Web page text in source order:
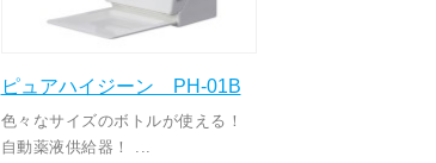
ピュアハイジーン PH-01B
色々なサイズのボトルが使える！
自動薬液供給器！ ...